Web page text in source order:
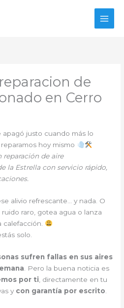
de
en Cerro
apagó justo cuando más lo
hoy mismo
reparación de aire
la Estrella con servicio rápido,
alivio refrescante… y nada. O
raro, gotea agua o lanza
calefacción.
solo.
sufren fallas en sus aires
. Pero la buena noticia es
por ti , directamente en tu
y con garantía por escrito